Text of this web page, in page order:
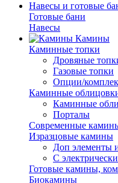
Навесы и готовые
Готовые бани
Навесы
Камины
Каминные топки
Дровяные
Газовые топки
Опции/
Каминные
Каминные
Порталы
Современные
Изразцовые камины
Доп элементы
С
Готовые камины,
Биокамины